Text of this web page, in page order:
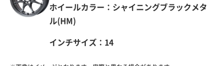
ホイールカラー：シャイニングブラックメタ
ル(HM)
インチサイズ：14